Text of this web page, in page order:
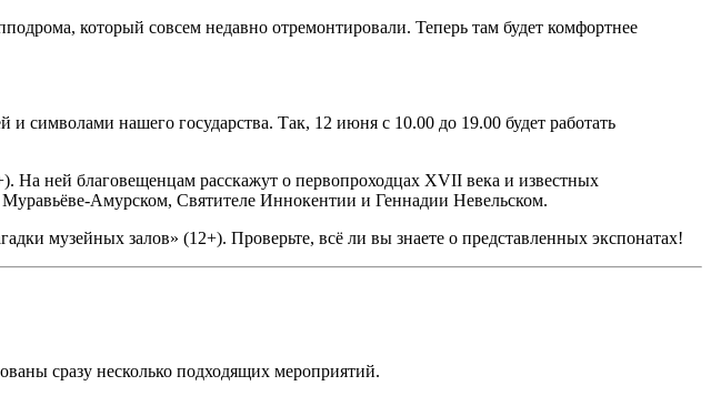
который совсем недавно отремонтировали. Теперь там будет комфортнее
символами нашего государства. Так, 12 июня с 10.00 до 19.00 будет работать
На ней благовещенцам расскажут о первопроходцах XVII века и известных
Амурском, Святителе Иннокентии и Геннадии Невельском.
музейных залов» (12+). Проверьте, всё ли вы знаете о представленных экспонатах!
сразу несколько подходящих мероприятий.